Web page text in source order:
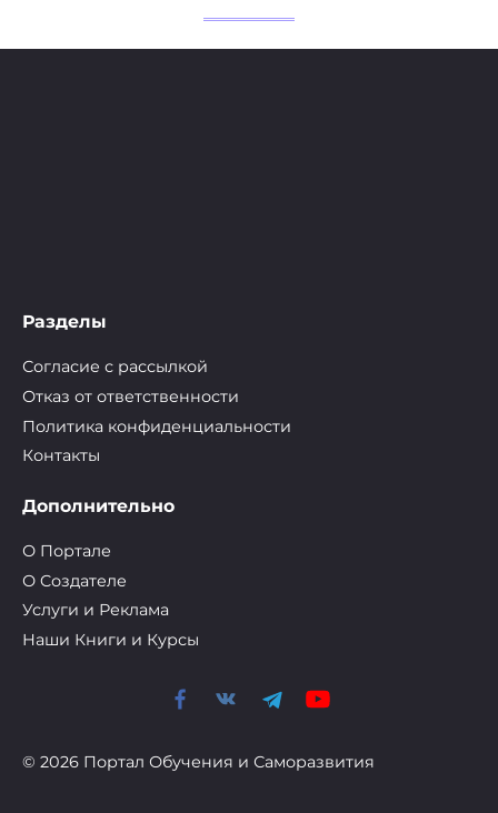
Разделы
Согласие с рассылкой
Отказ от ответственности
Политика конфиденциальности
Контакты
Дополнительно
О Портале
О Cоздателе
Услуги и Реклама
Наши Книги и Курсы
© 2026 Портал Обучения и Саморазвития